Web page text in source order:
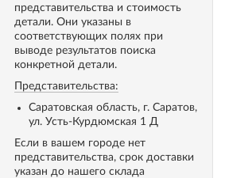
представительства и стоимость
детали. Они указаны в
соответствующих полях при
выводе результатов поиска
конкретной детали.
Представительства:
Саратовская область, г. Саратов,
ул. Усть-Курдюмская 1 Д
Если в вашем городе нет
представительства, срок доставки
указан до нашего склада